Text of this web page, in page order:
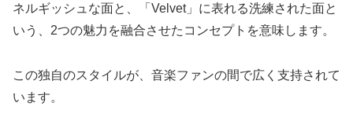
ネルギッシュな面と、「Velvet」に表れる洗練された面と
いう、2つの魅力を融合させたコンセプトを意味します。
この独自のスタイルが、音楽ファンの間で広く支持されて
います。